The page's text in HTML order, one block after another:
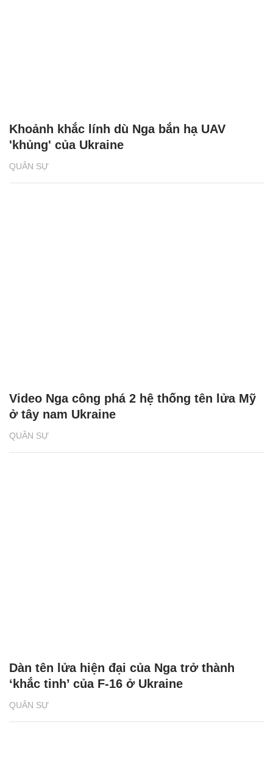
QUÂN SỰ
Khoảnh khắc lính dù Nga bắn hạ UAV
'khủng' của Ukraine
QUÂN SỰ
Video Nga công phá 2 hệ thống tên lửa Mỹ
ở tây nam Ukraine
QUÂN SỰ
Dàn tên lửa hiện đại của Nga trở thành
‘khắc tinh’ của F-16 ở Ukraine